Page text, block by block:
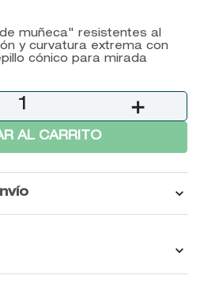
muñeca" resistentes al
y curvatura extrema con
cónico para mirada
＋
AL CARRITO